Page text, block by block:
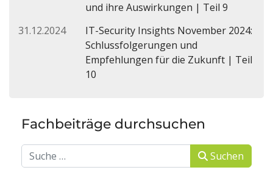
und ihre Auswirkungen | Teil 9
IT-Security Insights November 2024:
Schlussfolgerungen und
Empfehlungen für die Zukunft | Teil
10
31.12.2024
Fachbeiträge durchsuchen
Suchen Suchen